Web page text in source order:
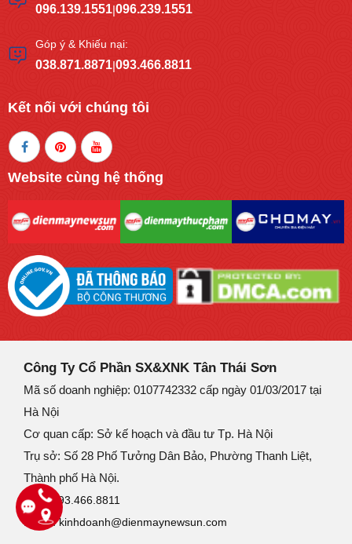
096.139.1551|096.239.1551
Góp ý & Khiếu nại:
038.871.8871|093.466.8811
Kết nối với chúng tôi
Website cùng hệ thống
Công Ty Cổ Phần SX&XNK Tân Thái Sơn
Mã số doanh nghiệp: 0107742332 cấp ngày 01/03/2017 tại
Hà Nội
Cơ quan cấp: Sở kế hoạch và đầu tư Tp. Hà Nội
Trụ sở: Số 28 Phố Tưởng Dân Bảo, Phường Thanh Liệt,
Thành phố Hà Nội.
SĐT:093.466.8811
Email:kinhdoanh@dienmaynewsun.com